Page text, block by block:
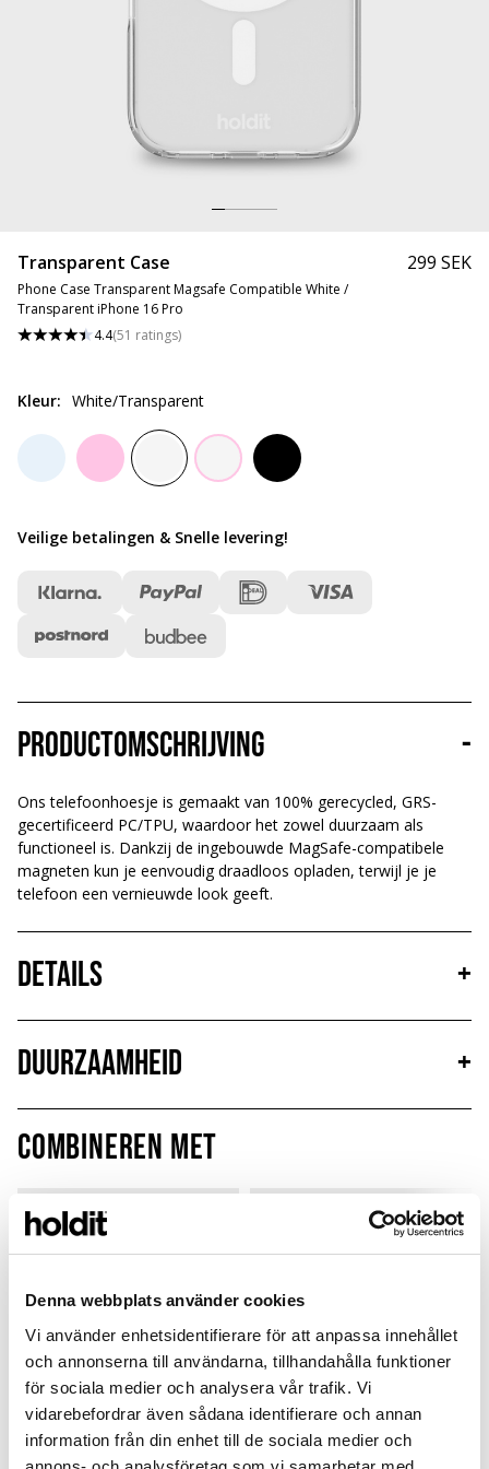
Denna webbplats använder cookies
Vi använder enhetsidentifierare för att anpassa innehållet
och annonserna till användarna, tillhandahålla funktioner
för sociala medier och analysera vår trafik. Vi
vidarebefordrar även sådana identifierare och annan
information från din enhet till de sociala medier och
Transparent Case
Phone Case Transparent Magsafe Compatible White /
Transparent iPhone 16 Pro
4.4(51 ratings)
299 SEK
Kleur: White/Transparent
Veilige betalingen & Snelle levering!
Productomschrijving -
Ons telefoonhoesje is gemaakt van 100% gerecycled, GRS-
gecertificeerd PC/TPU, waardoor het zowel duurzaam als
functioneel is. Dankzij de ingebouwde MagSafe-compatibele
magneten kun je eenvoudig draadloos opladen, terwijl je je
telefoon een vernieuwde look geeft.
Details +
Duurzaamheid
+
Combineren met
Limited Edition
MagSafe Fit